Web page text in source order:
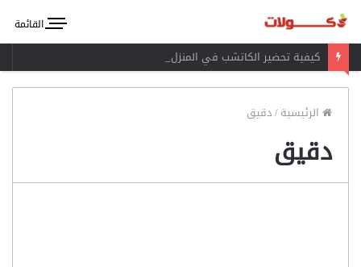
القائمة
كيفية تحضير الكاتشب في المنزل
الرئيسية/دقيق
دقيق